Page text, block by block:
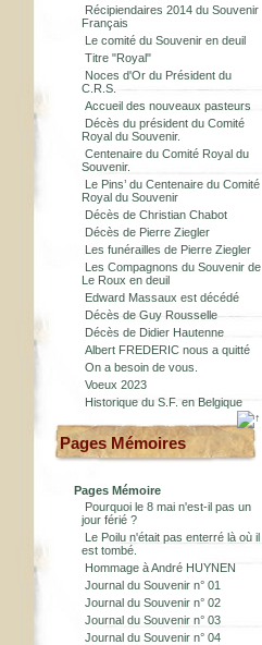
Récipiendaires 2014 du Souvenir
Français
Le comité du Souvenir en deuil
Titre "Royal"
Noces d'Or du Président du
C.R.S.
Accueil des nouveaux pasteurs
Décès du président du Comité
Royal du Souvenir.
Centenaire du Comité Royal du
Souvenir.
Le Pins’ du Centenaire du Comité
Royal du Souvenir
Décès de Christian Chabot
Décès de Pierre Ziegler
Les funérailles de Pierre Ziegler
Les Compagnons du Souvenir de
Le Roux en deuil
Edward Massaux est décédé
Décès de Guy Rousselle
Décès de Didier Hautenne
Albert FREDERIC nous a quitté
On a besoin de vous.
Voeux 2023
Historique du S.F. en Belgique
Pages Mémoires
Pages Mémoire
Pourquoi le 8 mai n'est-il pas un
jour férié ?
Le Poilu n'était pas enterré là où il
est tombé.
Hommage à André HUYNEN
Journal du Souvenir n° 01
Journal du Souvenir n° 02
Journal du Souvenir n° 03
Journal du Souvenir n° 04